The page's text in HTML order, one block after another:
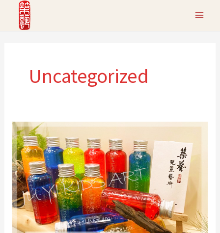
Uncategorized
科
學
與
色
彩
學
的